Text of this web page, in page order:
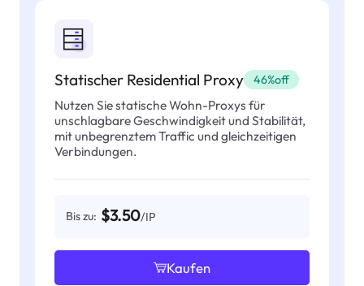
Statischer Residential Proxy 46%off
Nutzen Sie statische Wohn-Proxys für
unschlagbare Geschwindigkeit und Stabilität,
mit unbegrenztem Traffic und gleichzeitigen
Verbindungen.
Bis zu: $3.50/IP
Kaufen